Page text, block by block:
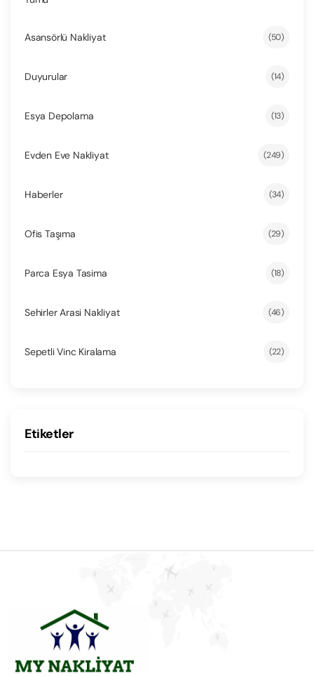
Asansörlü Nakliyat (50)
Duyurular (14)
Esya Depolama (13)
Evden Eve Nakliyat (249)
Haberler (34)
Ofis Taşıma (29)
Parca Esya Tasima (18)
Sehirler Arasi Nakliyat (46)
Sepetli Vinc Kiralama (22)
Etiketler